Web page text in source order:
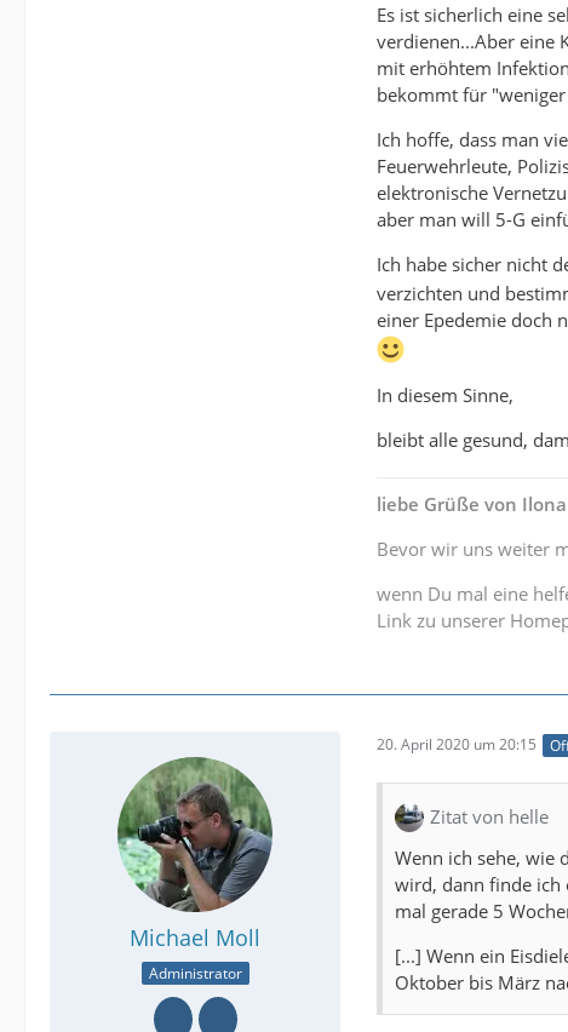
Es ist sicherlich eine
verdienen...Aber eine
mit erhöhtem
bekommt für
Ich hoffe, dass man
Feuerwehrleute,
elektronische
aber man will 5-G
Ich habe sicher nicht
verzichten und
einer Epedemie doch
In diesem Sinne,
bleibt alle gesund,
liebe Grüße von
Bevor wir uns weiter
wenn Du mal eine
Link zu unserer
Michael Moll
Administrator
20. April 2020 um 20:15
Zitat von helle
Wenn ich sehe, wie
wird, dann finde ich
mal gerade 5
[...] Wenn ein
Oktober bis März